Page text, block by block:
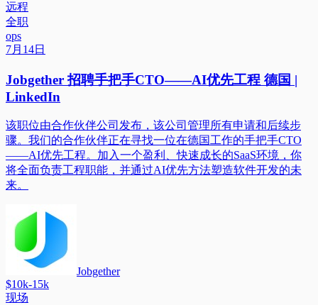
远程
全职
ops
7月14日
Jobgether 招聘手把手CTO——AI优先工程 德国 |
LinkedIn
该职位由合作伙伴公司发布，该公司管理所有申请和后续步
骤。我们的合作伙伴正在寻找一位在德国工作的手把手CTO
——AI优先工程。加入一个盈利、快速成长的SaaS环境，你
将全面负责工程职能，并通过AI优先方法塑造软件开发的未
来。
Jobgether
$10k-15k
现场